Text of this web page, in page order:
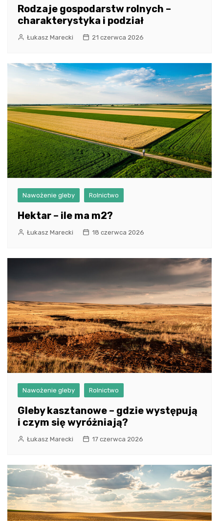
Rodzaje gospodarstw rolnych –
charakterystyka i podział
Łukasz Marecki 21 czerwca 2026
Nawożenie gleby Rolnictwo
Hektar – ile ma m2?
Łukasz Marecki 18 czerwca 2026
Nawożenie gleby Rolnictwo
Gleby kasztanowe – gdzie występują
i czym się wyróżniają?
Łukasz Marecki 17 czerwca 2026